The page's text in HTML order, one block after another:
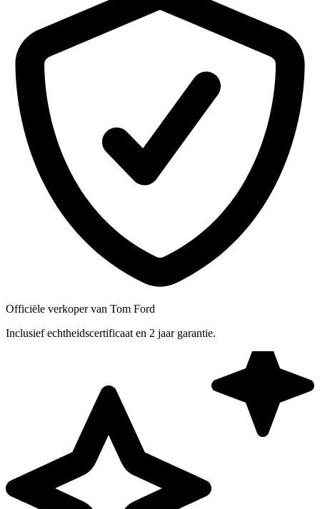
Officiële verkoper van Tom Ford
Inclusief echtheidscertificaat en 2 jaar garantie.